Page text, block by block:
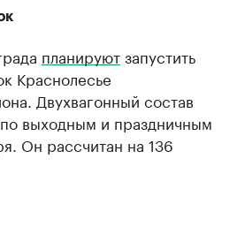
планируютзапустить
Краснолесье
Двухвагонный состав
выходным и праздничным
Он рассчитан на 136